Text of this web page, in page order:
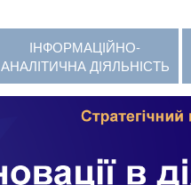
ІНФОРМАЦІЙНО-
АНАЛІТИЧНА ДІЯЛЬНІСТЬ